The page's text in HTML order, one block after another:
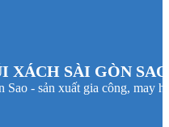
XÁCH SÀI GÒN
- sản xuất gia công, may